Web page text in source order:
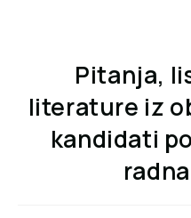
Pitanja,
literature iz
kandidati